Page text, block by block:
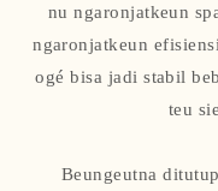
nu ngaronjatkeun
ngaronjatkeun
ogé bisa jadi stabil
teu
Beungeutna